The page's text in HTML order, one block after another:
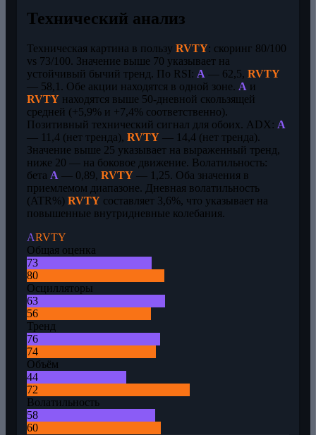
Технический анализ
Техническая картина в пользу RVTY: скоринг 80/100
vs 73/100. Значение выше 70 указывает на
устойчивый бычий тренд. По RSI: A — 62,5, RVTY
— 58,1. Обе акции находятся в одной зоне. A и
RVTY находятся выше 50-дневной скользящей
средней (+5,9% и +7,4% соответственно).
Позитивный технический сигнал для обоих. ADX: A
— 11,4 (нет тренда), RVTY — 14,4 (нет тренда).
Значение выше 25 указывает на выраженный тренд,
ниже 20 — на боковое движение. Волатильность:
бета A — 0,89, RVTY — 1,25. Оба значения в
приемлемом диапазоне. Дневная волатильность
(ATR%) RVTY составляет 3,6%, что указывает на
повышенные внутридневные колебания.
ARVTY
Общая оценка
73
80
Осцилляторы
63
56
Тренд
76
74
Объём
44
72
Волатильность
58
60